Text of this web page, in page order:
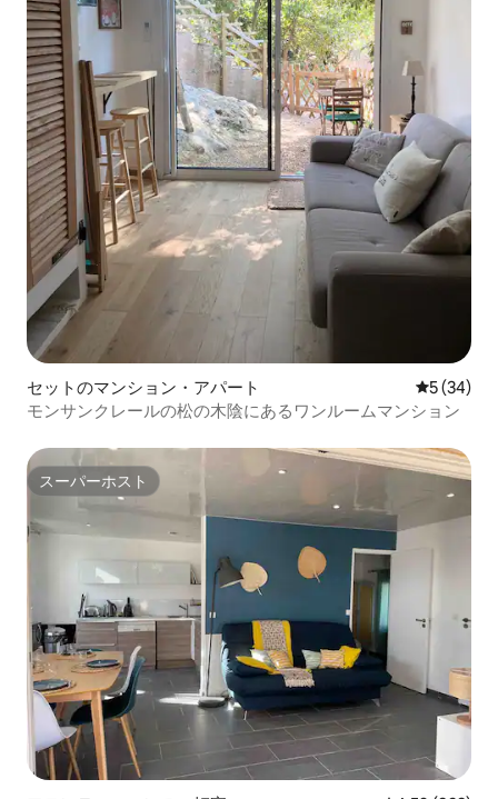
セットのマンション・アパート レビュー
5 (34)
モンサンクレールの松の木陰にあるワンルームマンション
スーパーホスト
スーパーホスト